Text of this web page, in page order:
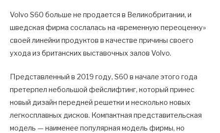
Volvo S60 больше не продается в Великобритании, и
шведская фирма сослалась на «временную переоценку»
своей линейки продуктов в качестве причины своего
ухода из британских выставочных залов Volvo.
Представленный в 2019 году, S60 в начале этого года
претерпел небольшой фейслифтинг, который принес
новый дизайн передней решетки и несколько новых
легкосплавных дисков. Компактная представительская
модель — наименее популярная модель фирмы, но